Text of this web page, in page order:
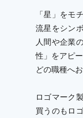
「星」をモ
流星をシン
人間や企業
性」をアピ
どの職種へ
ロゴマーク
買うのもロ